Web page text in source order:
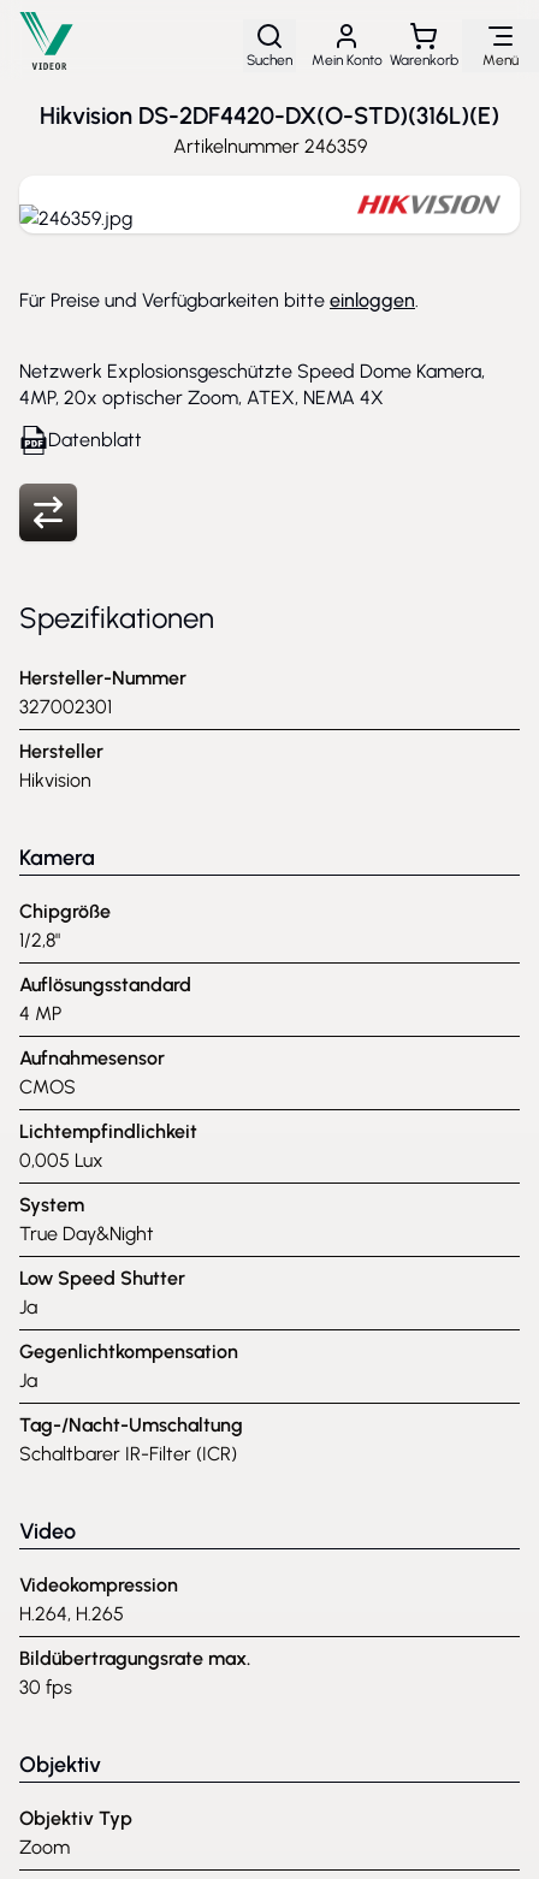
Direkt zum Inhalt
Suchen Mein Konto Warenkorb Menü
Hikvision DS-2DF4420-DX(O-STD)(316L)(E)
Artikelnummer 246359
Netzwerk Explosionsgeschützte Speed Dome Kamera,
4MP, 20x optischer Zoom, ATEX, NEMA 4X
Für Preise und Verfügbarkeiten bitte einloggen.
Datenblatt
Spezifikationen
Hersteller-Nummer
327002301
Hersteller
Hikvision
Kamera
Chipgröße
1/2,8"
Auflösungsstandard
4 MP
Aufnahmesensor
CMOS
Lichtempfindlichkeit
0,005 Lux
System
True Day&Night
Low Speed Shutter
Ja
Gegenlichtkompensation
Ja
Tag-/Nacht-Umschaltung
Schaltbarer IR-Filter (ICR)
Video
Videokompression
H.264, H.265
Bildübertragungsrate max.
30 fps
Objektiv
Objektiv Typ
Zoom